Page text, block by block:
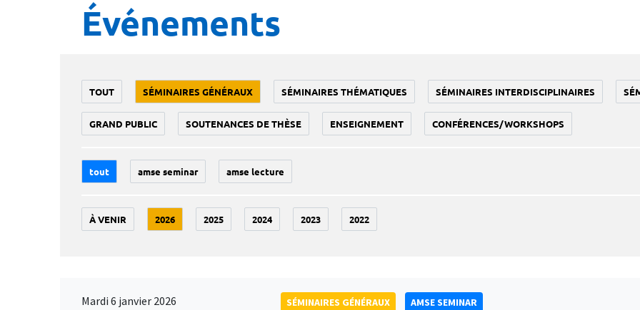
Événements
TOUT SÉMINAIRES GÉNÉRAUX SÉMINAIRES THÉMATIQUES SÉMINAIRES INTERDISCIPLINAIRES
GRAND PUBLIC SOUTENANCES DE THÈSE ENSEIGNEMENT CONFÉRENCES/WORKSHOPS
tout amse seminar amse lecture
À VENIR 2026 2025 2024 2023 2022
Mardi 6 janvier 2026
SÉMINAIRES GÉNÉRAUX AMSE SEMINAR